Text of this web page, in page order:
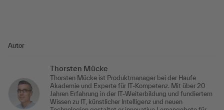
Autor
Thorsten Mücke
Thorsten Mücke ist Produktmanager bei der Haufe
Akademie und Experte für IT-Kompetenz. Mit über 20
Jahren Erfahrung in der IT-Weiterbildung und fundiertem
Wissen zu IT, künstlicher Intelligenz und neuen